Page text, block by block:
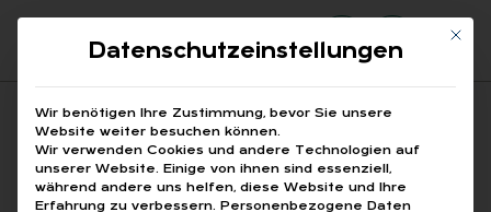
Suchfeld
Suchen
Mit
Datenschutzeinstellungen
Wir benötigen Ihre Zustimmung, bevor Sie unsere
Website weiter besuchen können.
Wir verwenden Cookies und andere Technologien auf
unserer Website. Einige von ihnen sind essenziell,
während andere uns helfen, diese Website und Ihre
Erfahrung zu verbessern. Personenbezogene Daten